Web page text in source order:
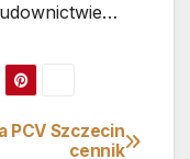
PCV Szczecin
cennik